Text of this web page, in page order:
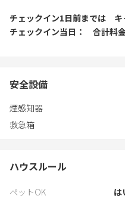
チェックイン1日前までは
チェックイン当日
合計料
安全設備
煙感知器
救急箱
ハウスルール
ペットOK
は